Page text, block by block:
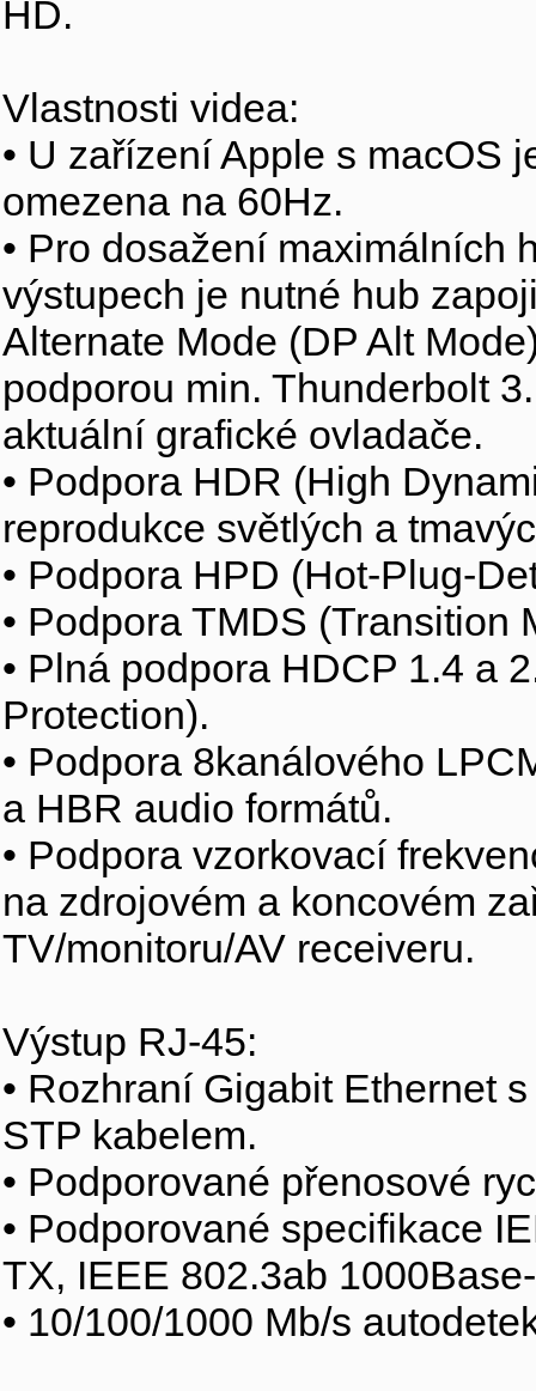
HD.
Vlastnosti videa:
• U zařízení Apple s macOS
omezena na 60Hz.
• Pro dosažení maximálních
výstupech je nutné hub
Alternate Mode (DP Alt
podporou min. Thunderbolt
aktuální grafické ovladače.
• Podpora HDR (High
reprodukce světlých a
• Podpora HPD (Hot-Plug-
• Podpora TMDS
• Plná podpora HDCP 1.4 a
Protection).
• Podpora 8kanálového
a HBR audio formátů.
• Podpora vzorkovací
na zdrojovém a koncovém
TV/monitoru/AV receiveru.
Výstup RJ-45:
• Rozhraní Gigabit Ethernet
STP kabelem.
• Podporované přenosové
• Podporované specifikace
TX, IEEE 802.3ab
• 10/100/1000 Mb/s